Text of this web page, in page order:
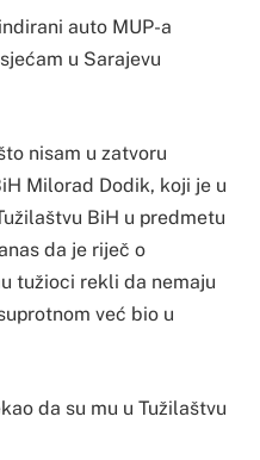
auto MUP-a
u Sarajevu
nisam u zatvoru
Milorad Dodik, koji je u
BiH u predmetu
da je riječ o
tužioci rekli da nemaju
već bio u
da su mu u Tužilaštvu